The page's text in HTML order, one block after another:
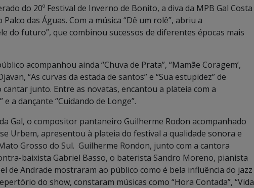
do 20º Festival de Inverno de Bonito, a diva da MPB Gal Costa
das Águas. Com a música “Dê um rolê”, abriu a
do futuro”, que combinou sucessos de diferentes épocas mais
acompanhou ainda “Chuva de Prata”, “Mamãe Coragem’,
“As curvas da estada de santos” e “Sua estupidez” de
junto. Entre as novatas, encantou a plateia com a
a dançante “Cuidando de Longe”.
Gal, o compositor pantaneiro Guilherme Rodon acompanhado
Urbem, apresentou à plateia do festival a qualidade sonora e
Grosso do Sul. Guilherme Rondon, junto com a cantora
baixista Gabriel Basso, o baterista Sandro Moreno, pianista
de Andrade mostraram ao público como é bela influência do jazz
do show, constaram músicas como “Hora Contada”, “Vida